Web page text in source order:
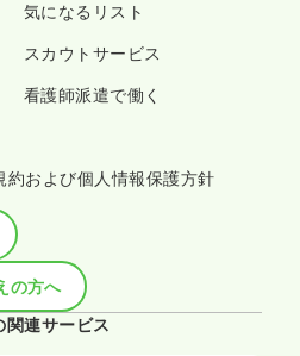
気になるリスト
スカウトサービス
看護師派遣で働く
および個人情報保護方針
の方へ
連サービス